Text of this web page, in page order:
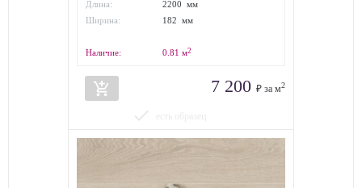
Длина:
2200 мм
Ширина:
182 мм
Наличие: 0.81 м2
add_shopping_cart 7 200 ₽ за м2